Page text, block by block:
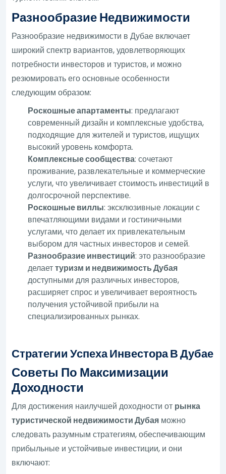
Разнообразие Недвижимости
Разнообразие недвижимости в Дубае включает
широкий спектр вариантов, удовлетворяющих
потребности инвесторов и туристов, и можно
резюмировать его основные особенности
следующим образом:
Роскошные апартаменты: предлагают
современный дизайн и комплексные удобства,
подходящие для жителей и туристов, ищущих
высокий уровень комфорта.
Комплексные сообщества: сочетают
проживание, развлекательные и коммерческие
услуги, что увеличивает стоимость инвестиций в
долгосрочной перспективе.
Роскошные виллы: эксклюзивные локации с
впечатляющими видами и гостиничными
услугами, что делает их привлекательным
выбором для частных инвесторов и семей.
Разнообразие инвестиций: это разнообразие
делаеттуризм и недвижимость Дубая
доступными для различных инвесторов,
расширяет спрос и увеличивает вероятность
получения устойчивой прибыли на
специализированных рынках.
Стратегии Успеха Инвестора В Дубае
Советы По Максимизации
Доходности
Для достижения наилучшей доходности от рынка
туристической недвижимости Дубая можно
следовать разумным стратегиям, обеспечивающим
прибыльные и устойчивые инвестиции, и они
включают: